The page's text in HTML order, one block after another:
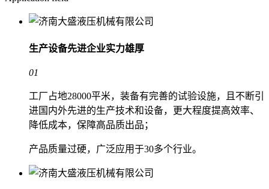
生产设备先进企业实力雄厚
01
工厂占地28000平米，装备有完善的试验设施，且不断引
进国内外先进的生产技术和设备，更大程度提高效率、
降低成本，保障高品质出品；
产品质量过硬，广泛应用于30多个行业。